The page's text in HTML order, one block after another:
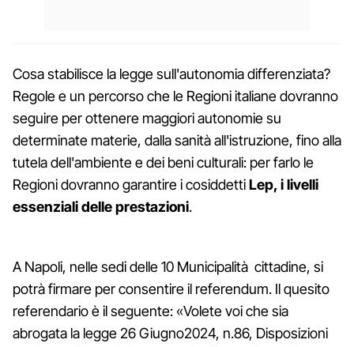
Cosa stabilisce la legge sull'autonomia differenziata?
Regole e un percorso che le Regioni italiane dovranno
seguire per ottenere maggiori autonomie su
determinate materie, dalla sanità all'istruzione, fino alla
tutela dell'ambiente e dei beni culturali: per farlo le
Regioni dovranno garantire i cosiddettiLep, i livelli
essenziali delle prestazioni.
A Napoli, nelle sedi delle 10 Municipalità cittadine, si
potrà firmare per consentire il referendum. Il quesito
referendario è il seguente: «Volete voi che sia
abrogata la legge 26 Giugno2024, n.86, Disposizioni